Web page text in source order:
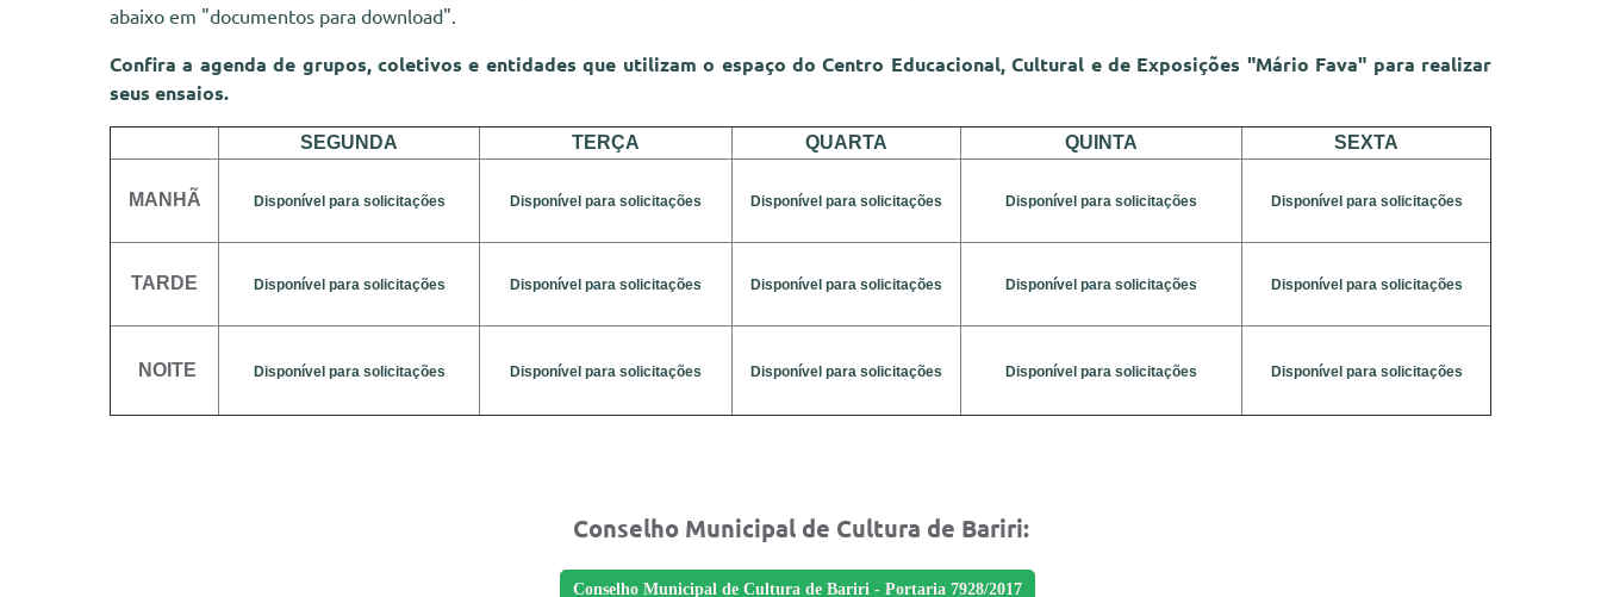
abaixo em "documentos para download".
Confira a agenda de grupos, coletivos e entidades que utilizam o espaço doCentro Educacional, Cultural e de Exposições "Mário Fava" para realizar
seus ensaios.
SEGUNDA TERÇA QUARTA QUINTA SEXTA
MANHÃ Disponível para solicitações Disponível para solicitações Disponível para solicitações Disponível para solicitações Disponível para solicitações
TARDE Disponível para solicitações Disponível para solicitações Disponível para solicitações Disponível para solicitações Disponível para solicitações
NOITE Disponível para solicitações Disponível para solicitações Disponível para solicitações Disponível para solicitações Disponível para solicitações
Conselho Municipal de Cultura de Bariri:
Conselho Municipal de Cultura de Bariri - Portaria 7928/2017